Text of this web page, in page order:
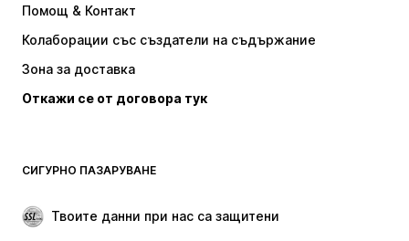
Пуловери и Трикотаж
Бельо
Палта
Поли
Специални Поводи
Помощ & Контакт
Колаборации със създатели на съдържание
Зона за доставка
Откажи се от договора тук
СИГУРНО ПАЗАРУВАНЕ
Твоите данни при нас са защитени